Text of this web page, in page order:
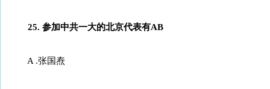
25. 参加中共一大的北京代表有AB
A .张国焘